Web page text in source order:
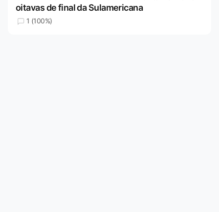
oitavas de final da Sulamericana
1 (100%)